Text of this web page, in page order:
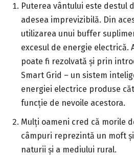
Puterea vântului este destul
adesea imprevizibilă. Din
utilizarea unui buffer
excesul de energie electrică.
poate fi rezolvată și prin
Smart Grid – un sistem
energiei electrice produse
funcție de nevoile acestora.
Mulți oameni cred că morile
câmpuri reprezintă un moft
naturii și a mediului rural.